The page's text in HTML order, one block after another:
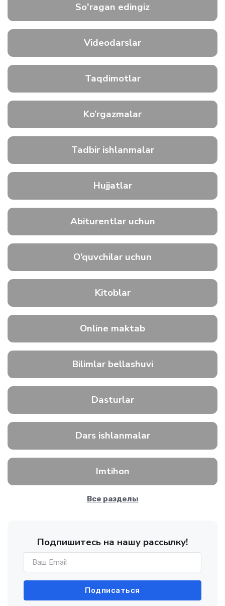
So'ragan edingiz
Videodarslar
Taqdimotlar
Ko’rgazmalar
Tadbir ishlanmalar
Hujjatlar
Abiturentlar uchun
O’quvchilar uchun
Kitoblar
Online maktab
Bilimlar bellashuvi
Dasturlar
Dars ishlanmalar
Imtihon
Все разделы
Подпишитесь на нашу рассылку!
Подписаться